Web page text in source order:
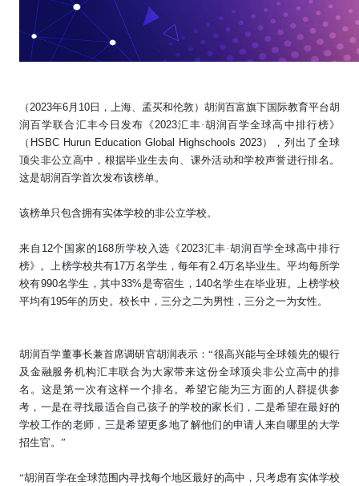
（2023年6月 10 日，上海、孟买和伦敦）胡润百富旗下国际教育平台胡
润百学联合汇丰今日发布 《2023汇丰·胡润百学全球高中排行榜》
（ HSBC Hurun Education Global Highschools 2023），列出了全球
顶尖非公立高中，根据毕业生去向、课外活动和学校声誉进行排名。
这是胡润百学首次发布该榜单。
该榜单只包含拥有实体学校的非公立学校。
来自 12个国家的168所学校 入选《2023汇丰·胡润百学全球高中排行
榜》。上榜学校共有17万名学生，每年有2.4万名毕业生。平均每所学
校有990名学生，其中33%是寄宿生， 140名学生在毕业班。上榜学校
平均有195年的历史。校长中，三分之二为男性，三分之一为女性。
胡润百学董事长兼首席调研官胡润表示：“很高兴能与全球领先的银行
及金融服务机构汇丰联合为大家带来这份全球顶尖非公立高中的排
名。这是第一次有这样一个排名。希望它能为三方面的人群提供参
考，一是在寻找最适合自己孩子的学校的家长们，二是希望在最好的
学校工作的老师，三是希望更多地了解他们的申请人来自哪里的大学
招生官。 ”
“胡润百学在全球范围内寻找每个地区最好的高中，只考虑有实体学校